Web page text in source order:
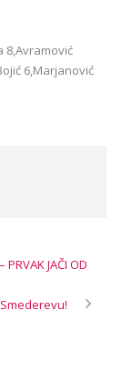
8,Avramović
6,Marjanović
PRVAK JAČI OD